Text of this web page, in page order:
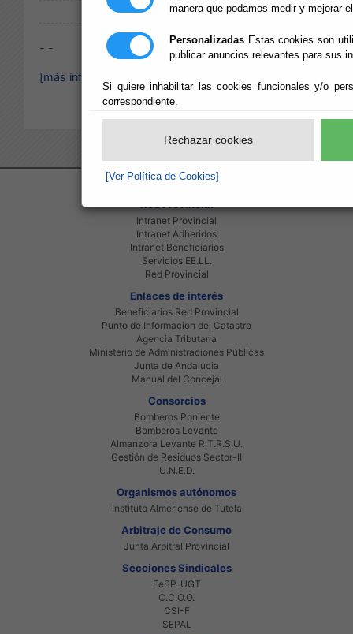
manera que podamos medir y mejorar
Personalizadas Estas cookies son
publicar anuncios relevantes para sus
Si quiere inhabilitar las cookies funcionales y/o
correspondiente.
Rechazar cookies
[Ver Política de Cookies]
- -
[más información]
Red Provincial
Intranet Provincial
Intranet Adheridos
Intranet Beneficiarios
Servicios EE.LL.
Red Provincial
Enlaces de interés
Beneficiarios Red Provincial
Punto de Informacion del Catastro
Agencia Tributaria
Ministerio de Administraciones Públicas
Junta de Andalucia
Manual del Concejal
Consorcios
Bomberos Poniente
Bomberos Levante
Almanzora Levante R.T.R.S.U.
Gestión de Residuos Sector-II
U.N.E.D.
Organismos autónomos
Instituto Almeriense de Tutela
Arbitraje de Consumo
Junta Arbitral Provincial
Secciones Sindicales
FeSP-UGT
C.C.O.O.
CSI-F
SEPAL